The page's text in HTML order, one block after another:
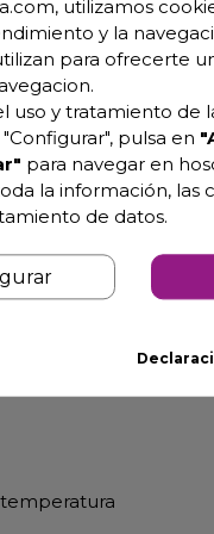
EVRW-750
ajustando dicho
con sistema de
de las botellas
utilizamos
y la
para ofrecerte
uso y tratamiento de
pulsa en
para navegar en
la información, las
de datos.